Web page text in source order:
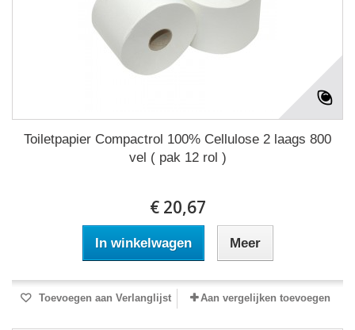
Toiletpapier Compactrol 100% Cellulose 2 laags 800
vel ( pak 12 rol )
€ 20,67
In winkelwagen Meer
Toevoegen aan Verlanglijst Aan vergelijken toevoegen